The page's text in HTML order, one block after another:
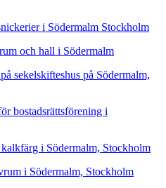
i Södermalm Stockholm
och hall i Södermalm
sekelskifteshus på Södermalm,
bostadsrättsförening i
i Södermalm, Stockholm
i Södermalm, Stockholm